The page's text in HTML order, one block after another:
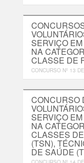
SERVIÇO
NA
CLASSE DE
CONCURSO Nº 13
CONCURSO
SERVIÇO
NA
CLASSES
(TSN),
DE SAÚDE